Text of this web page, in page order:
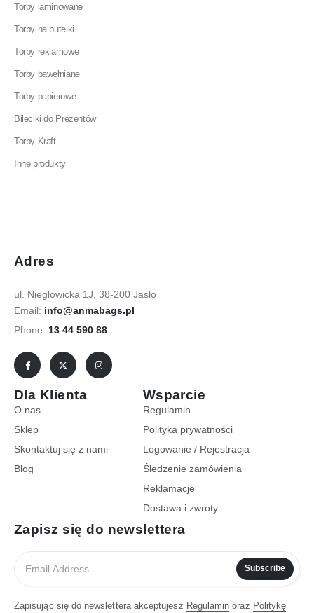
Torby laminowane
Torby na butelki
Torby reklamowe
Torby bawełniane
Torby papierowe
Bileciki do Prezentów
Torby Kraft
Inne produkty
Adres
ul. Nieglowicka 1J, 38-200 Jasło
Email: info@anmabags.pl
Phone: 13 44 590 88
Dla Klienta
O nas
Sklep
Skontaktuj się z nami
Blog
Wsparcie
Regulamin
Polityka prywatności
Logowanie / Rejestracja
Śledzenie zamówienia
Reklamacje
Dostawa i zwroty
Zapisz się do newslettera
Subscribe
Zapisując się do newslettera akceptujesz Regulamin oraz Politykę